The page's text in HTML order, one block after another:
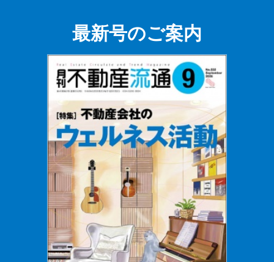
最新号のご案内